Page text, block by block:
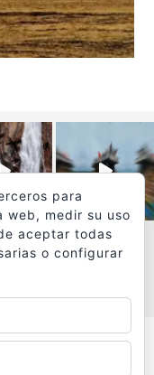
de
para
web, medir su uso
aceptar todas
o configurar